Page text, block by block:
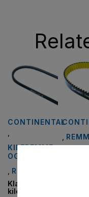
CONTINENTAL
KILEREMME
OG SKIVER
REMME
Klassiske
kileremme